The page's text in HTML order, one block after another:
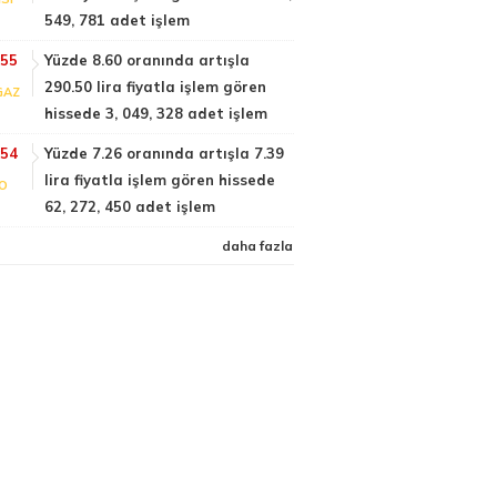
549, 781 adet işlem
Yüzde 8.60 oranında artışla
290.50 lira fiyatla işlem gören
hissede 3, 049, 328 adet işlem
Yüzde 7.26 oranında artışla 7.39
lira fiyatla işlem gören hissede
62, 272, 450 adet işlem
daha fazla